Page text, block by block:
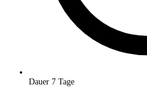
Dauer 7 Tage